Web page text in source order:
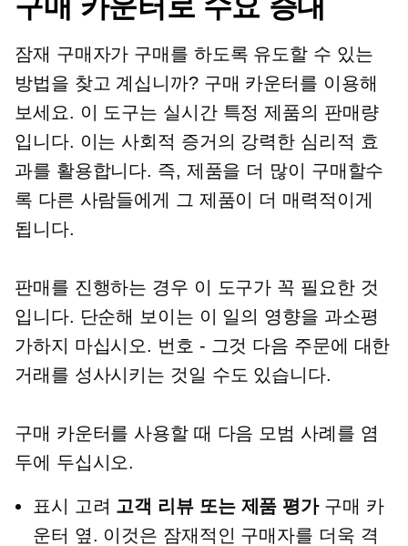
잠재 구매자가 구매를 하도록 유도할 수 있는
방법을 찾고 계십니까? 구매 카운터를 이용해
보세요. 이 도구는 실시간특정 제품의 판매량
입니다. 이는 사회적 증거의 강력한 심리적 효
과를 활용합니다. 즉, 제품을 더 많이 구매할수
록 다른 사람들에게 그 제품이 더 매력적이게
됩니다.
판매를 진행하는 경우 이 도구가 꼭 필요한 것
입니다. 단순해 보이는 이 일의 영향을 과소평
가하지 마십시오. 번호 - 그것 다음 주문에 대한
거래를 성사시키는 것일 수도 있습니다.
구매 카운터를 사용할 때 다음 모범 사례를 염
두에 두십시오.
표시 고려 고객 리뷰 또는 제품 평가구매 카
운터 옆. 이것은 잠재적인 구매자를 더욱 격